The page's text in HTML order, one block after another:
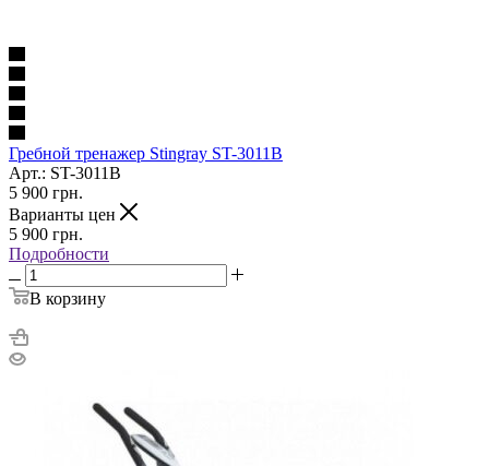
Гребной тренажер Stingray ST-3011B
Арт.: ST-3011B
5 900 грн.
Варианты цен
5 900 грн.
Подробности
В корзину